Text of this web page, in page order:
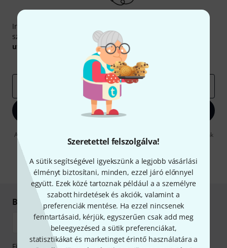
Szeretettel felszolgálva!
A sütik segítségével igyekszünk a legjobb vásárlási
élményt biztosítani, minden, ezzel járó előnnyel
együtt. Ezek közé tartoznak például a a személyre
szabott hirdetések és akciók, valamint a
preferenciák mentése. Ha ezzel nincsenek
fenntartásaid, kérjük, egyszerűen csak add meg
beleegyezésed a sütik preferenciákat,
statisztikákat és marketinget érintő használatára a
Thomann hírlevél
Iratkozz fel a Thomann angol nyelvű hírlevelére, és kis
szerencsével megnyerheted a
50
utalvány
Inspiráló gondolatok
Akciók
Bejelentkezés
A "Bejelentkezés" gombra kattintva elfogadja, hogy e-mailben küldjünk
önnek hirdetéseket. Bármikor leiratkozhat erről. A hírlevélről további
* Kitöltés kötelező
Biztonságos vásárlás és fizetés